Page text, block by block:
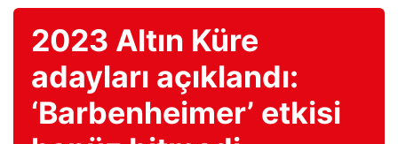
2023 Altın Küre
adayları açıklandı:
‘Barbenheimer’ etkisi